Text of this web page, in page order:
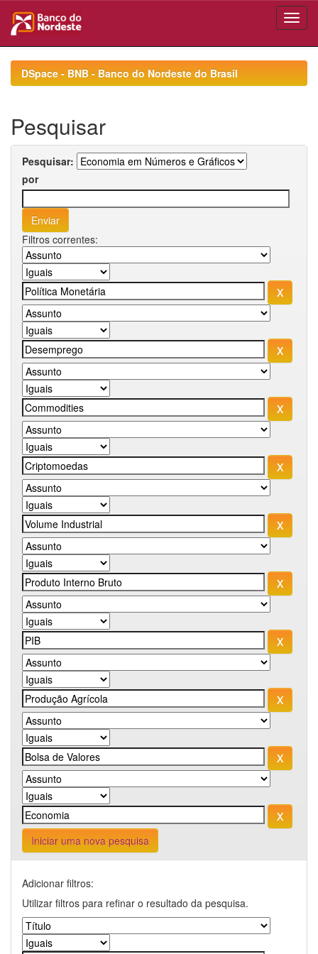
navigationDSpace - BNB - Banco do Nordeste do Brasil
Pesquisar
Pesquisar:
por
Filtros correntes:
Iniciar uma nova pesquisa
Adicionar filtros:
Utilizar filtros para refinar o resultado da pesquisa.